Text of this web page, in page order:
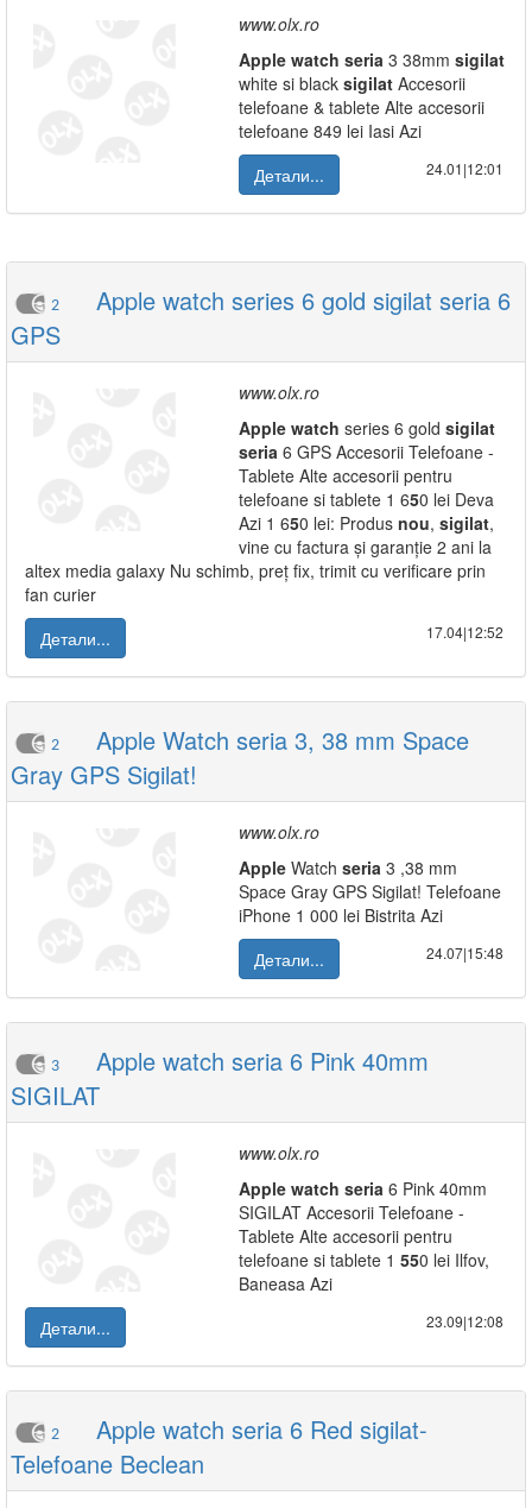
www.olx.ro
Apple watch seria 3 38mm sigilat
white si black sigilat Accesorii
telefoane & tablete Alte accesorii
telefoane 849 lei Iasi Azi
Детали...
24.01|12:01
2
Apple watch series 6 gold sigilat seria 6
GPS
www.olx.ro
Apple watch series 6 gold sigilat
seria 6 GPS Accesorii Telefoane -
Tablete Alte accesorii pentru
telefoane si tablete 1 650 lei Deva
Azi 1 650 lei: Produs nou, sigilat,
vine cu factura și garanție 2 ani la
altex media galaxy Nu schimb, preț fix, trimit cu verificare prin
fan curier
Детали...
17.04|12:52
2
Apple Watch seria 3, 38 mm Space
Gray GPS Sigilat!
www.olx.ro
Apple Watch seria 3 ,38 mm
Space Gray GPS Sigilat! Telefoane
iPhone 1 000 lei Bistrita Azi
Детали...
24.07|15:48
3
Apple watch seria 6 Pink 40mm
SIGILAT
www.olx.ro
Apple watch seria 6 Pink 40mm
SIGILAT Accesorii Telefoane -
Tablete Alte accesorii pentru
telefoane si tablete 1 550 lei Ilfov,
Baneasa Azi
Детали...
23.09|12:08
2
Apple watch seria 6 Red sigilat-
Telefoane Beclean